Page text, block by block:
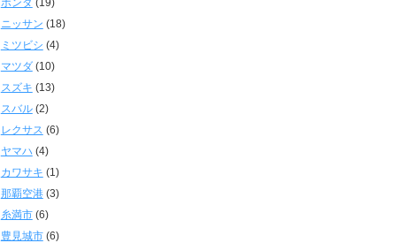
ニッサン (18)
ミツビシ (4)
マツダ(10)
スズキ (13)
スバル(2)
レクサス (6)
ヤマハ (4)
カワサキ (1)
那覇空港(3)
糸満市(6)
豊見城市(6)